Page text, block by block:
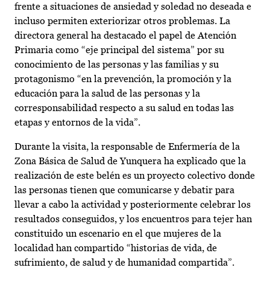
frente a situaciones de ansiedad y soledad no deseada e
incluso permiten exteriorizar otros problemas. La
directora general ha destacado el papel de Atención
Primaria como “eje principal del sistema” por su
conocimiento de las personas y las familias y su
protagonismo “en la prevención, la promoción y la
educación para la salud de las personas y la
corresponsabilidad respecto a su salud en todas las
etapas y entornos de la vida”.
Durante la visita, la responsable de Enfermería de la
Zona Básica de Salud de Yunquera ha explicado que la
realización de este belén es un proyecto colectivo donde
las personas tienen que comunicarse y debatir para
llevar a cabo la actividad y posteriormente celebrar los
resultados conseguidos, y los encuentros para tejer han
constituido un escenario en el que mujeres de la
localidad han compartido “historias de vida, de
sufrimiento, de salud y de humanidad compartida”.